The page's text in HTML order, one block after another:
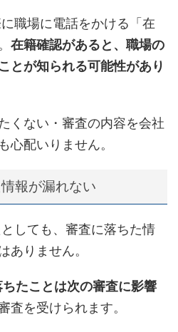
職場に電話をかける「在
在籍確認があると、職場の
とが知られる可能性があり
くない・審査の内容を会社
心配いりません。
報が漏れない
しても、審査に落ちた情
ありません。
たことは次の審査に影響
査を受けられます。